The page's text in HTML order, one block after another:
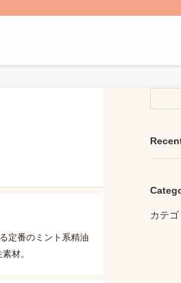
定番のミント系精油
材。
カテゴ